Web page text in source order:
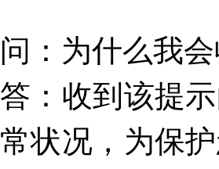
问：为什么我
答 ：收到该提
常状况，为保